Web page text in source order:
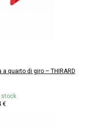
quarto di giro – THIRARD
stock
€